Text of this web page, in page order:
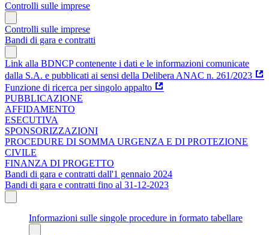
Controlli sulle imprese
Controlli sulle imprese
Bandi di gara e contratti
Link alla BDNCP contenente i dati e le informazioni comunicate
dalla S.A. e pubblicati ai sensi della Delibera ANAC n. 261/2023
Funzione di ricerca per singolo appalto
PUBBLICAZIONE
AFFIDAMENTO
ESECUTIVA
SPONSORIZZAZIONI
PROCEDURE DI SOMMA URGENZA E DI PROTEZIONE
CIVILE
FINANZA DI PROGETTO
Bandi di gara e contratti dall'1 gennaio 2024
Bandi di gara e contratti fino al 31-12-2023
Informazioni sulle singole procedure in formato tabellare